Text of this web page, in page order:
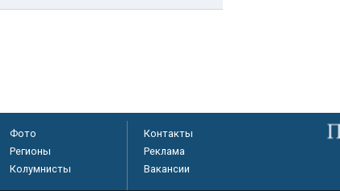
Фото
Регионы
Колумнисты
Контакты
Реклама
Вакансии